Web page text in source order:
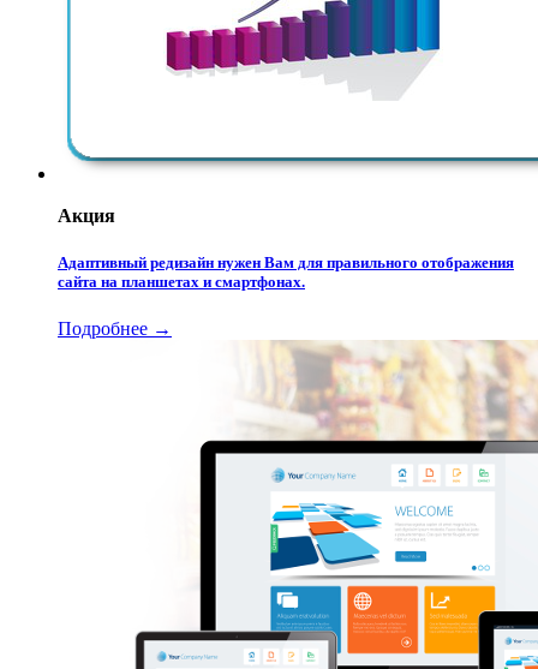
Акция
Адаптивный редизайн нужен Вам для правильного отображения
сайта на планшетах и смартфонах.
Подробнее →